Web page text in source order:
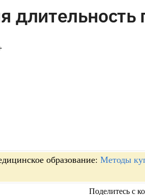
длительность
образование: Методы
Поделитесь с